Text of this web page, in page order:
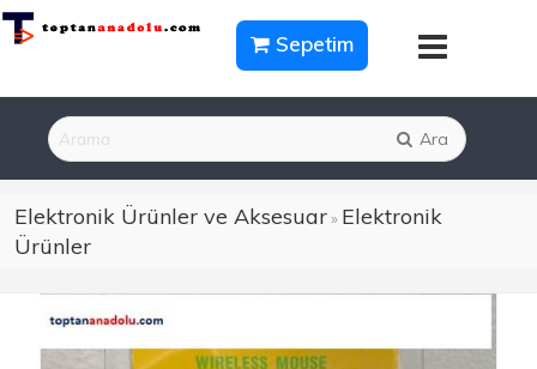
Sepetim
Ara
Elektronik Ürünler ve Aksesuar» Elektronik
Ürünler